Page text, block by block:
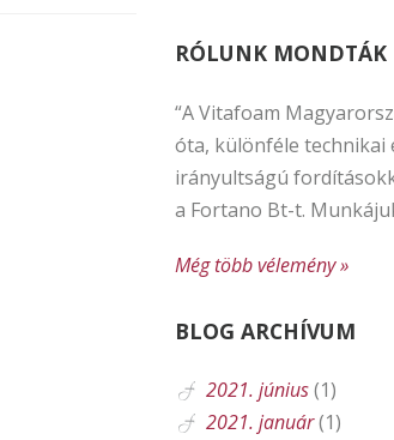
RÓLUNK MONDTÁK
“A Vitafoam
óta, különféle technikai
irányultságú
a Fortano Bt-t.
Még több vélemény »
BLOG ARCHÍVUM
2021. június(1)
2021. január(1)